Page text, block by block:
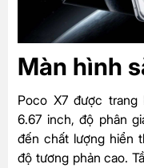
Màn hình
Poco X7 được trang
6.67 inch, độ phân
đến chất lượng hiển
độ tương phản cao.